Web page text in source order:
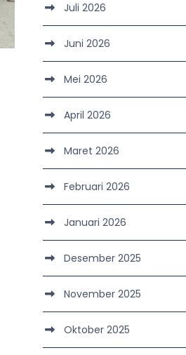
Juli 2026
Juni 2026
Mei 2026
April 2026
Maret 2026
Februari 2026
Januari 2026
Desember 2025
November 2025
Oktober 2025